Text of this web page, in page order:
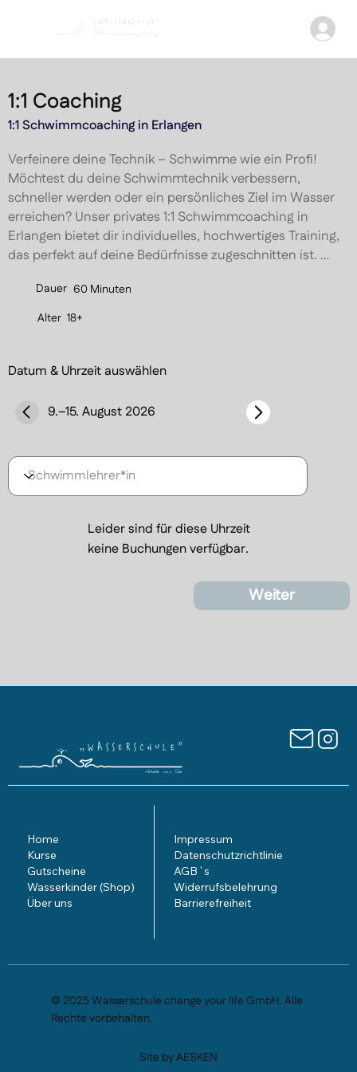
1:1 Coaching
1:1 Schwimmcoaching in Erlangen
Verfeinere deine Technik – Schwimme wie ein Profi!
Möchtest du deine Schwimmtechnik verbessern,
schneller werden oder ein persönliches Ziel im Wasser
erreichen? Unser privates 1:1 Schwimmcoaching in
Erlangen bietet dir individuelles, hochwertiges Training,
das perfekt auf deine Bedürfnisse zugeschnitten ist.
Unterstützung erfahrener Trainer erreichst!
Dauer 60 Minuten
Alter 18+
Datum & Uhrzeit auswählen
9.–15. August 2026
Leider sind für diese Uhrzeit
keine Buchungen verfügbar.
Weiter
Home
Kurse
Gutscheine
Wasserkinder (Shop)
Über uns
Impressum
Datenschutzrichtlinie
AGB`s
Widerrufsbelehrung
Barrierefreiheit
© 2025 Wasserschule change your life GmbH. Alle
Rechte vorbehalten.
Site by AESKEN